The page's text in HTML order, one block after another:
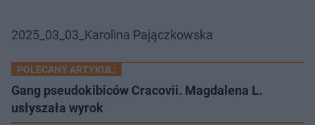
2025_03_03_Karolina Pajączkowska
POLECANY ARTYKUŁ:
Gang pseudokibiców Cracovii. Magdalena L.
usłyszała wyrok